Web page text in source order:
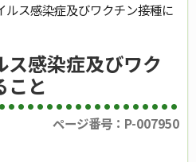
ルス感染症及びワクチン接種に
感染症及びワク
こと
ページ番号：P-007950